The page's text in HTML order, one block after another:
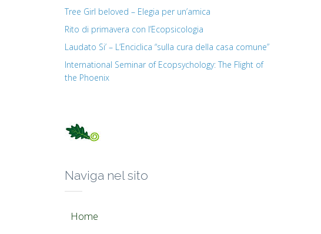
Tree Girl beloved – Elegia per un’amica
Rito di primavera con l’Ecopsicologia
Laudato Si’ – L’Enciclica “sulla cura della casa comune”
International Seminar of Ecopsychology: The Flight of
the Phoenix
Naviga nel sito
Home